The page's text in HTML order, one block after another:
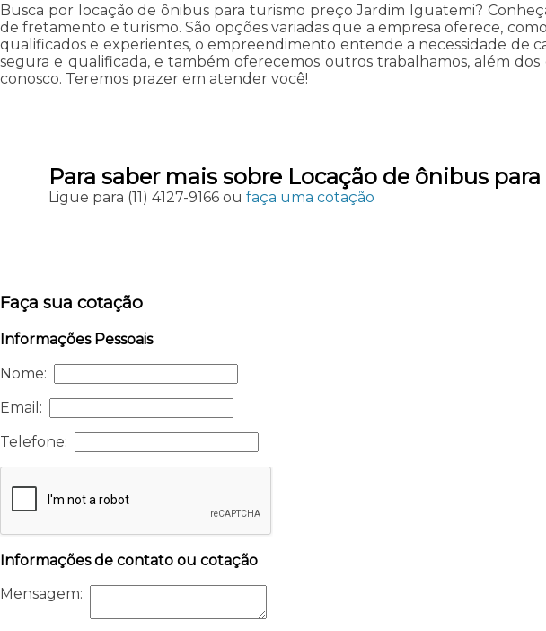
Busca por locação de ônibus para turismo preço Jardim Iguatemi?
de fretamento e turismo. São opções variadas que a empresa oferece,
qualificados e experientes, o empreendimento entende a necessidade de
segura e qualificada, e também oferecemos outros trabalhamos, além
conosco. Teremos prazer em atender você!
Para saber mais sobre Locação de ônibus
Ligue para (11) 4127-9166ou faça uma cotação
Faça sua cotação
Informações Pessoais
Nome:
Email:
Telefone:
Informações de contato ou cotação
Mensagem: